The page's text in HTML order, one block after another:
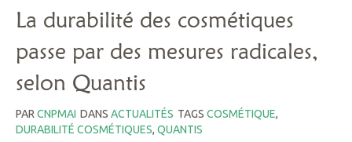
La durabilité des cosmétiques
passe par des mesures radicales,
selon Quantis
PAR CNPMAI DANS ACTUALITÉS TAGS COSMÉTIQUE,
DURABILITÉ COSMÉTIQUES, QUANTIS